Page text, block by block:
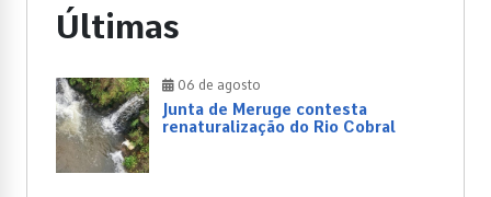
Últimas
06 de agosto
Junta de Meruge contesta
renaturalização do Rio Cobral